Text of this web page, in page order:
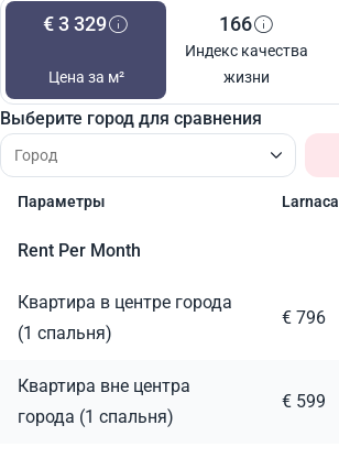
€ 3 329
Цена за м²
166
Индекс качества
жизни
Выберите город для сравнения
Параметры Larnaca
Rent Per Month
Квартира в центре города
(1 спальня)
€ 796
Квартира вне центра
города (1 спальня)
€ 599